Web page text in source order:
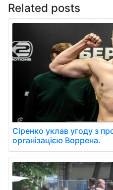
Related posts
Сіренко уклав угоду з
організацією Воррена.